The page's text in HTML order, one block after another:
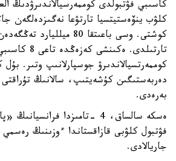
كلۋب ينۆەستيتسيا تارتۋعا نەگىزدەلگەن
كوشتى. وسى باعىتقا 80
تارتىلدى. ەكىنشى
كوممەرتسيالاندىرۋ جوسپارلانىپ وتىر.
دەربەستىگىن كۇشەيتىپ، سالانىڭ
بەرەدى.
ەسكە سالساق، 4 -تامىزدا
فۋتبول كلۋبى قازاقستاندا ءوزىنىڭ رەسمي
جاريالادى.